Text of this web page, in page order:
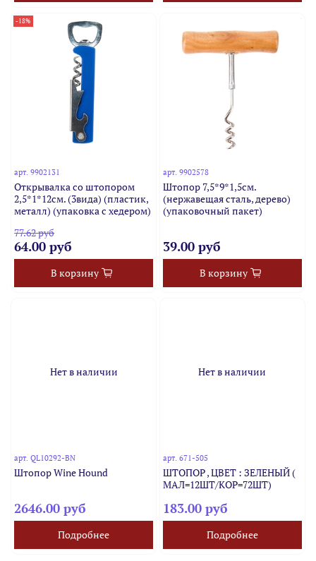
-18%
арт.9902131
Открывалка со штопором
2,5*1*12см. (3вида) (пластик,
металл) (упаковка с хедером)
77.62 руб
64.00 руб
В корзину
арт. 9902578
Штопор 7,5*9*1,5см.
(нержавещая сталь, дерево)
(упаковочный пакет)
39.00 руб
В корзину
Нет в наличии
арт.QL10292-BN
Штопор Wine Hound
2646.00 руб
Подробнее
Нет в наличии
арт. 671-505
ШТОПОР , ЦВЕТ : ЗЕЛЕНЫЙ (
МАЛ=12ШТ/КОР=72ШТ)
183.00 руб
Подробнее